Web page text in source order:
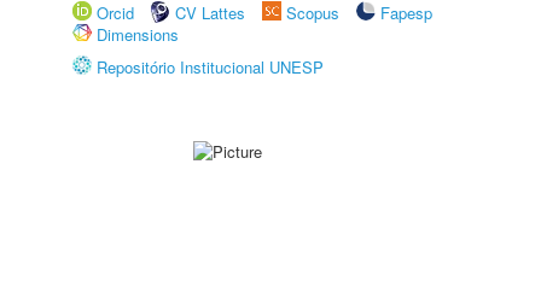
Orcid
CV Lattes Scopus
Fapesp
Dimensions
Repositório Institucional UNESP